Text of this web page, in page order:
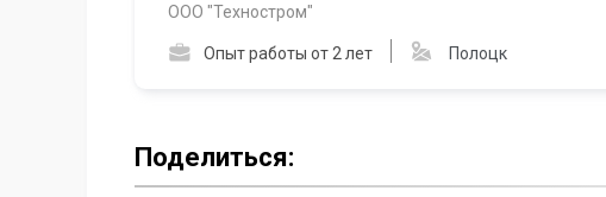
ООО "Техностром"
Опыт работы от 2 лет Полоцк
Поделиться: